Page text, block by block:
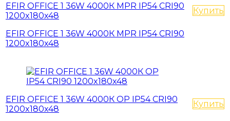
EFIR OFFICE 1 36W 4000К MPR IP54 CRI90
1200x180x48
EFIR OFFICE 1 36W 4000К MPR IP54 CRI90
1200x180x48
Купить
EFIR OFFICE 1 36W 4000К OP IP54 CRI90
1200x180x48
Купить